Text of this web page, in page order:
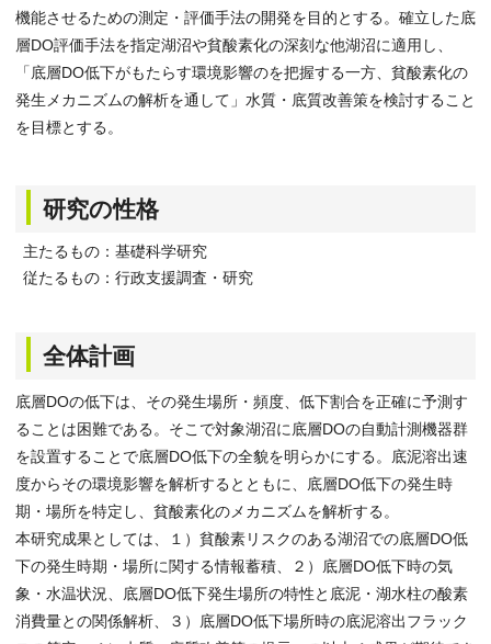
機能させるための測定・評価手法の開発を目的とする。確立した底
層DO評価手法を指定湖沼や貧酸素化の深刻な他湖沼に適用し、
「底層DO低下がもたらす環境影響のを把握する一方、貧酸素化の
発生メカニズムの解析を通して」水質・底質改善策を検討すること
を目標とする。
研究の性格
主たるもの：基礎科学研究
従たるもの：行政支援調査・研究
全体計画
底層DOの低下は、その発生場所・頻度、低下割合を正確に予測す
ることは困難である。そこで対象湖沼に底層DOの自動計測機器群
を設置することで底層DO低下の全貌を明らかにする。底泥溶出速
度からその環境影響を解析するとともに、底層DO低下の発生時
期・場所を特定し、貧酸素化のメカニズムを解析する。
本研究成果としては、１）貧酸素リスクのある湖沼での底層DO低
下の発生時期・場所に関する情報蓄積、２）底層DO低下時の気
象・水温状況、底層DO低下発生場所の特性と底泥・湖水柱の酸素
消費量との関係解析、３）底層DO低下場所時の底泥溶出フラック